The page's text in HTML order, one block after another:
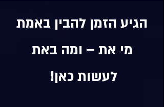
הגיע הזמן להבין באמת
מי את – ומה באת
לעשות כאן!